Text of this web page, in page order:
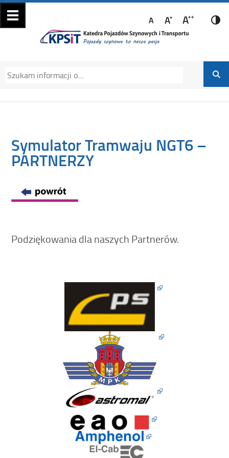
Katedra Pojazdów
Szynowych i
Transportu
Katedra Pojazdów Szynowych i Transportu
Politechniki Krakowskiej na Wydziale
Mechanicznym
Symulator Tramwaju NGT6 –
PARTNERZY
Podziękowania dla naszych Partnerów.